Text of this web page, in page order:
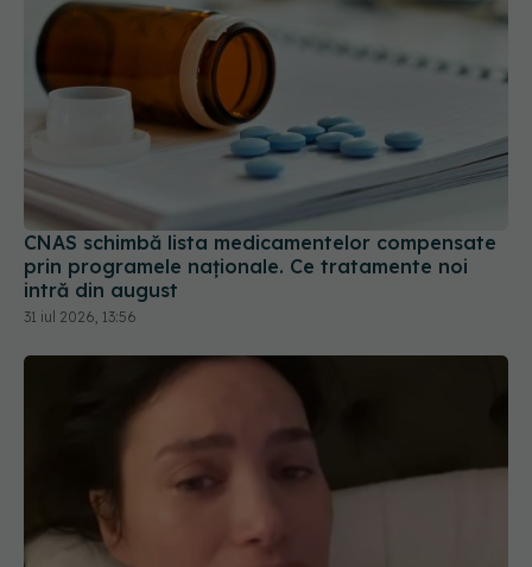
CNAS schimbă lista medicamentelor compensate
prin programele naționale. Ce tratamente noi
intră din august
31 iul 2026, 13:56